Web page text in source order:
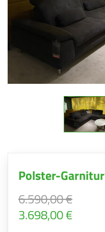
Polster-Garnitur
6.590,00 €
3.698,00 €